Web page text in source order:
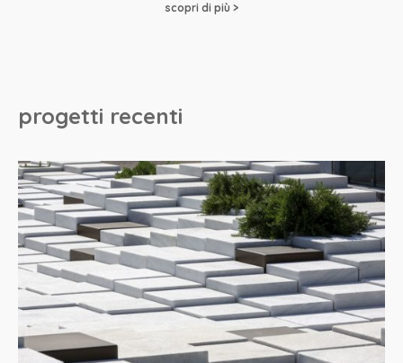
scopri di più >
progetti recenti